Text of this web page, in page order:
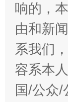
响的，
由和新
系我们
容系本
国/公众